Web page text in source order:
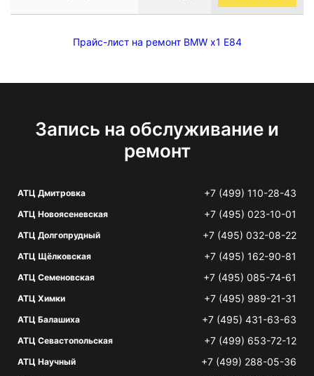
Прайс-лист на ремонт BMW x1 E84
Запись на обслуживание и
ремонт
АТЦ Дмитровка +7 (499) 110-28-43
АТЦ Новоясеневская +7 (495) 023-10-01
АТЦ Долгопрудный +7 (495) 032-08-22
АТЦ Щёлковская +7 (495) 162-90-81
АТЦ Семеновская +7 (495) 085-74-61
АТЦ Химки +7 (495) 989-21-31
АТЦ Балашиха +7 (495) 431-63-63
АТЦ Севастопольская +7 (499) 653-72-12
АТЦ Научный +7 (499) 288-05-36